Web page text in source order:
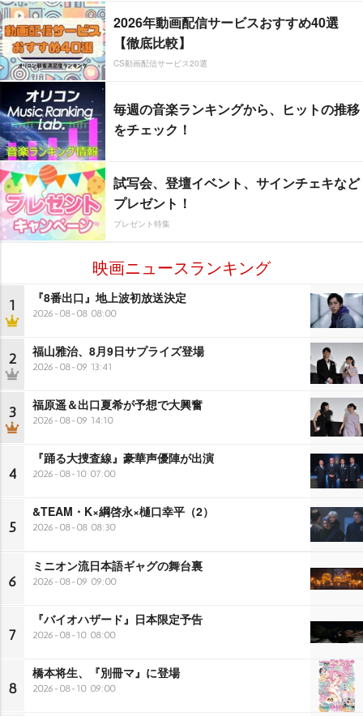
2026年動画配信サービスおすすめ40選
【徹底比較】
CS動画配信サービス20選
毎週の音楽ランキングから、ヒットの推移
をチェック！
試写会、登壇イベント、サインチェキなど
プレゼント！
プレゼント特集
映画ニュースランキング
1 『8番出口』地上波初放送決定
2026-08-08 08:00
2 福山雅治、8月9日サプライズ登場
2026-08-09 13:41
3 福原遥＆出口夏希が予想で大興奮
2026-08-09 14:10
4
『踊る大捜査線』豪華声優陣が出演
2026-08-10 07:00
5
&TEAM・K×綱啓永×樋口幸平（2）
2026-08-08 08:30
6
ミニオン流日本語ギャグの舞台裏
2026-08-09 09:00
7
『バイオハザード』日本限定予告
2026-08-10 08:00
8
橋本将生、『別冊マ』に登場
2026-08-10 09:00